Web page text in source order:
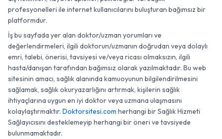
profesyonelleri ile internet kullanıcılarını buluşturan bağımsız bir
platformdur.
İş bu sayfada yer alan doktor/uzman yorumları ve
değerlendirmeleri, ilgili doktorun/uzmanın doğrudan veya dolaylı
emri, talebi, önerisi, tavsiyesi ve/veya ricası olmaksızın, ilgili
hasta/danışan tarafından bağımsız olarak yazılmaktadır. Bu web
sitesinin amacı, sağlık alanında kamuoyunun bilgilendirilmesini
sağlamak, sağlık okuryazarlığını artırmak, kişilerin sağlık
ihtiyaçlarına uygun en iyi doktor veya uzmana ulaşmasını
kolaylaştırmaktır. Doktorsitesi.com herhangi bir Sağlık Hizmeti
Sağlayıcısını desteklemeyip herhangi bir öneri ve tavsiyede
bulunmamaktadır.